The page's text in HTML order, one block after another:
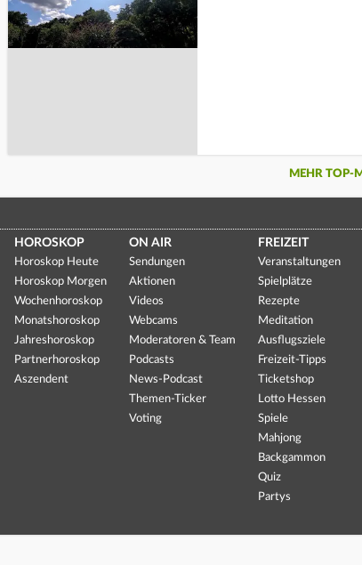
MEHR TOP-
HOROSKOP
Horoskop Heute
Horoskop Morgen
Wochenhoroskop
Monatshoroskop
Jahreshoroskop
Partnerhoroskop
Aszendent
ON AIR
Sendungen
Aktionen
Videos
Webcams
Moderatoren & Team
Podcasts
News-Podcast
Themen-Ticker
Voting
FREIZEIT
Veranstaltungen
Spielplätze
Rezepte
Meditation
Ausflugsziele
Freizeit-Tipps
Ticketshop
Lotto Hessen
Spiele
Mahjong
Backgammon
Quiz
Partys